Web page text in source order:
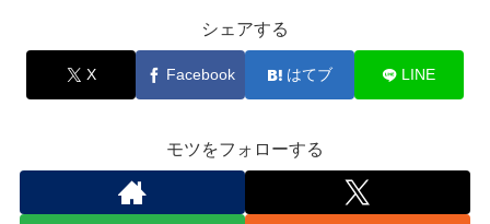
シェアする
X Facebook はてブ LINE
モツをフォローする